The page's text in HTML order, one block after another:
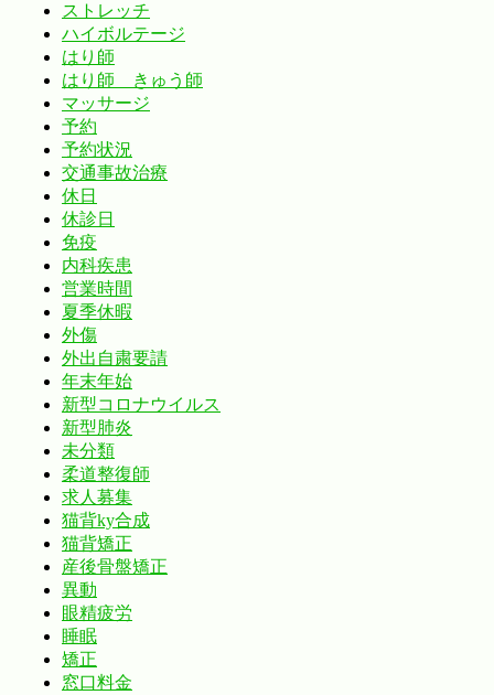
ストレッチ
ハイボルテージ
はり師
はり師 きゅう師
マッサージ
予約
予約状況
交通事故治療
休日
休診日
免疫
内科疾患
営業時間
夏季休暇
外傷
外出自粛要請
年末年始
新型コロナウイルス
新型肺炎
未分類
柔道整復師
求人募集
猫背ky合成
猫背矯正
産後骨盤矯正
異動
眼精疲労
睡眠
矯正
窓口料金